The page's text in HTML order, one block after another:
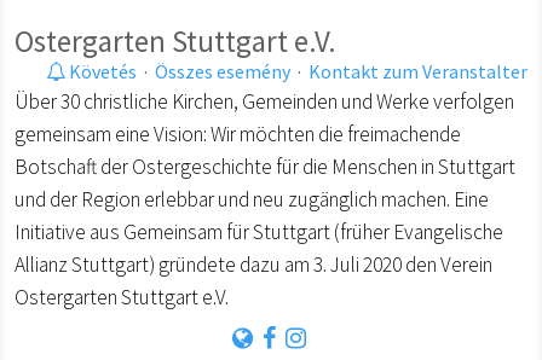
Ostergarten Stuttgart e.V.
Követés · Összes esemény · Kontakt zum Veranstalter
Über 30 christliche Kirchen, Gemeinden und Werke verfolgen
gemeinsam eine Vision: Wir möchten die freimachende
Botschaft der Ostergeschichte für die Menschen in Stuttgart
und der Region erlebbar und neu zugänglich machen. Eine
Initiative aus Gemeinsam für Stuttgart (früher Evangelische
Allianz Stuttgart) gründete dazu am 3. Juli 2020 den Verein
Ostergarten Stuttgart e.V.